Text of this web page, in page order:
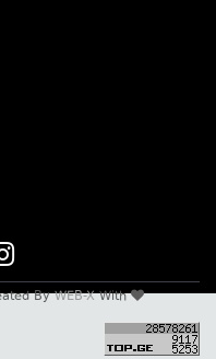
ByWEB-XWith